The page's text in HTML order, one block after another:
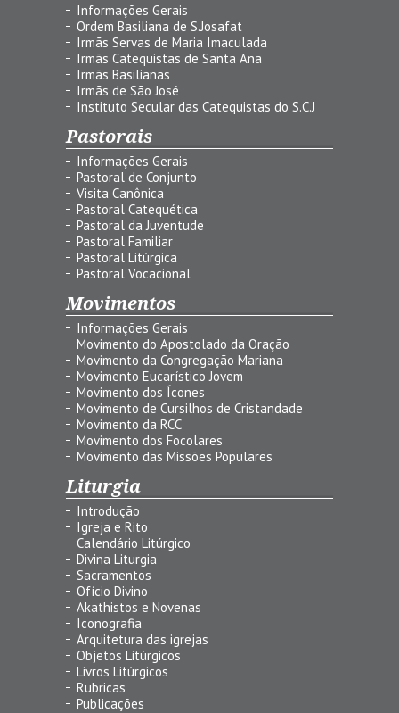
Informações Gerais
Ordem Basiliana de S.Josafat
Irmãs Servas de Maria Imaculada
Irmãs Catequistas de Santa Ana
Irmãs Basilianas
Irmãs de São José
Instituto Secular das Catequistas do S.C.J
Pastorais
Informações Gerais
Pastoral de Conjunto
Visita Canônica
Pastoral Catequética
Pastoral da Juventude
Pastoral Familiar
Pastoral Litúrgica
Pastoral Vocacional
Movimentos
Informações Gerais
Movimento do Apostolado da Oração
Movimento da Congregação Mariana
Movimento Eucarístico Jovem
Movimento dos Ícones
Movimento de Cursilhos de Cristandade
Movimento da RCC
Movimento dos Focolares
Movimento das Missões Populares
Liturgia
Introdução
Igreja e Rito
Calendário Litúrgico
Divina Liturgia
Sacramentos
Ofício Divino
Akathistos e Novenas
Iconografia
Arquitetura das igrejas
Objetos Litúrgicos
Livros Litúrgicos
Rubricas
Publicações